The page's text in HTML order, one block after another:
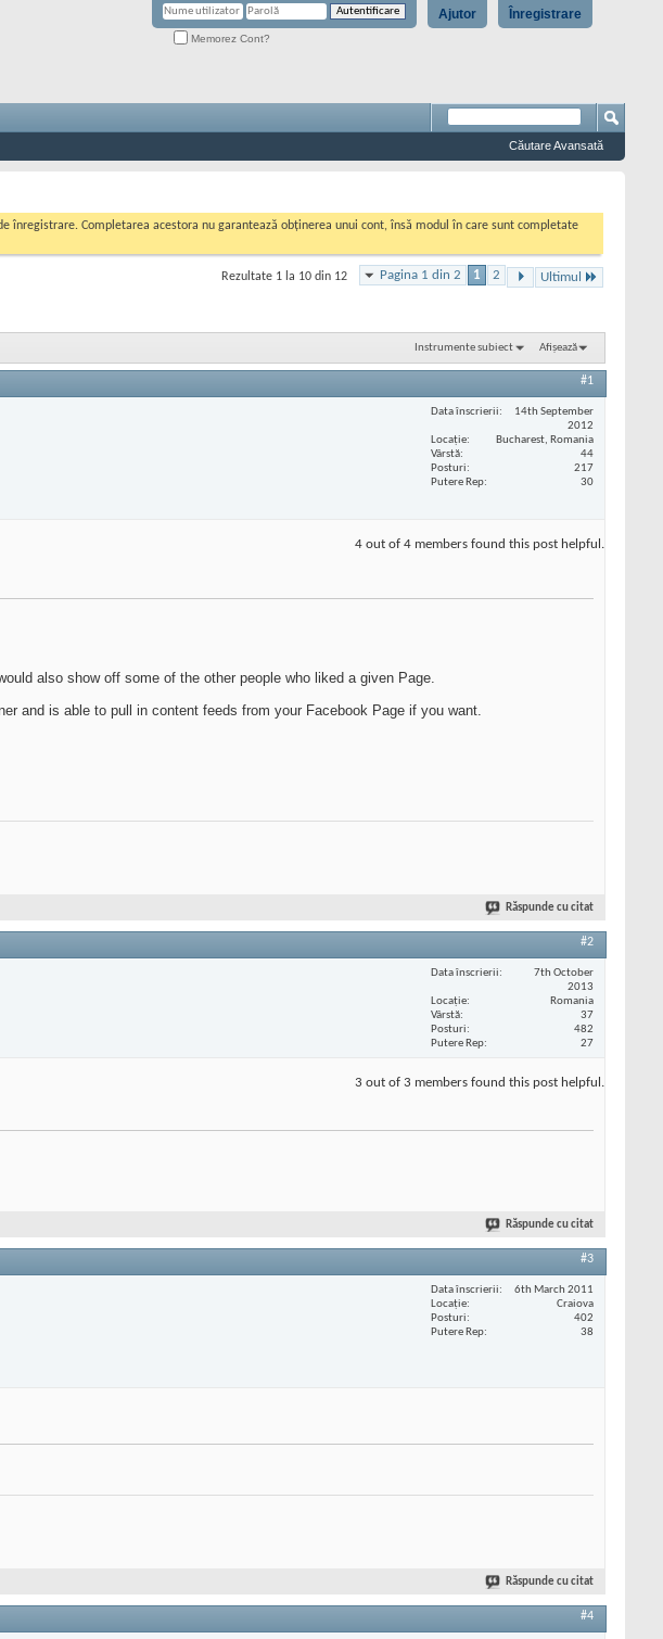
Înregistrare
Ajutor
Memorez Cont?
Căutare Avansată
Completarea acestora nu garantează obținerea unui cont, însă modul în care sunt completate
Pagina 1 din 2 1 2 Ultimul
Rezultate 1 la 10 din 12
Instrumente subiect Afișează
#1
Data înscrierii
14th September
2012
Locaţie
Bucharest, Romania
Vârstă
44
Posturi
217
Putere Rep
30
4 out of 4 members found this post helpful.
also show off some of the other people who liked a given Page.
and is able to pull in content feeds from your Facebook Page if you want.
Răspunde cu citat
#2
Data înscrierii
7th October
2013
Locaţie
Romania
Vârstă
37
Posturi
482
Putere Rep
27
3 out of 3 members found this post helpful.
Răspunde cu citat
#3
Data înscrierii
6th March 2011
Locaţie
Craiova
Posturi
402
Putere Rep
38
Răspunde cu citat
#4